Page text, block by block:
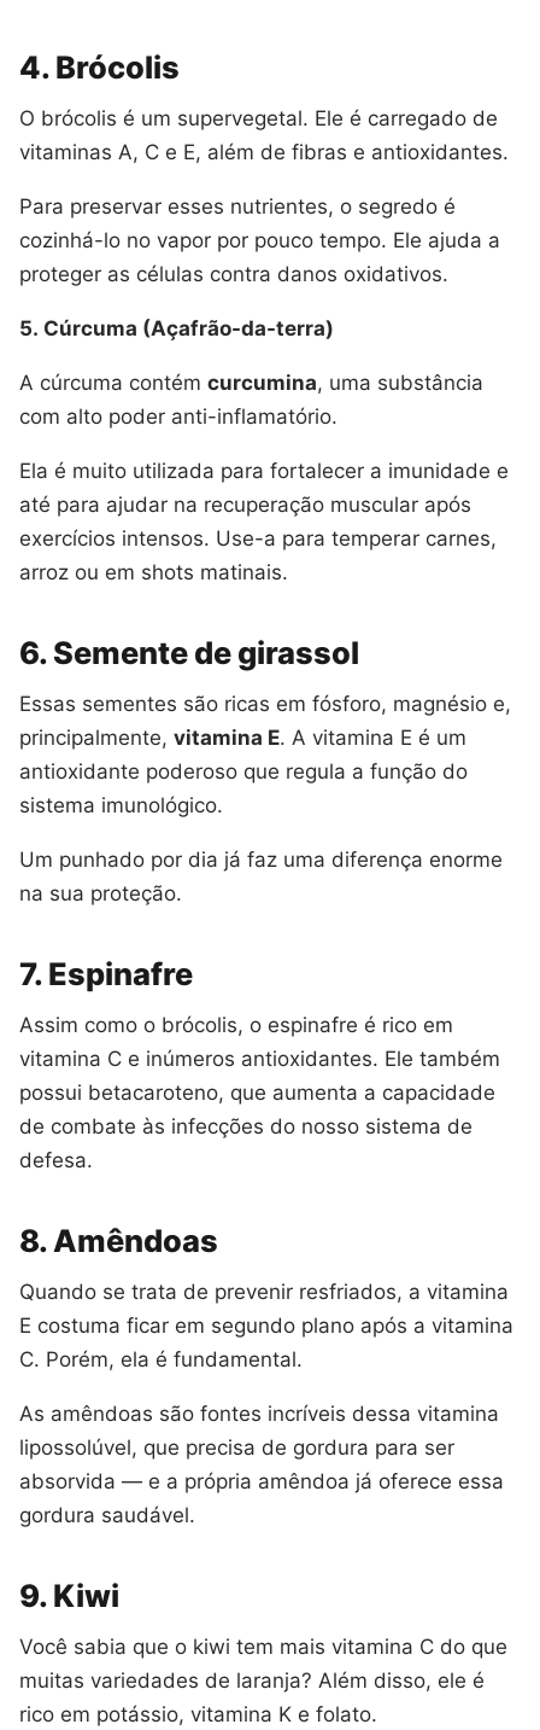
4. Brócolis
O brócolis é um supervegetal. Ele é carregado de
vitaminas A, C e E, além de fibras e antioxidantes.
Para preservar esses nutrientes, o segredo é
cozinhá-lo no vapor por pouco tempo. Ele ajuda a
proteger as células contra danos oxidativos.
5. Cúrcuma (Açafrão-da-terra)
A cúrcuma contém curcumina, uma substância
com alto poder anti-inflamatório.
Ela é muito utilizada para fortalecer a imunidade e
até para ajudar na recuperação muscular após
exercícios intensos. Use-a para temperar carnes,
arroz ou em shots matinais.
6. Semente de girassol
Essas sementes são ricas em fósforo, magnésio e,
principalmente, vitamina E. A vitamina E é um
antioxidante poderoso que regula a função do
sistema imunológico.
Um punhado por dia já faz uma diferença enorme
na sua proteção.
7. Espinafre
Assim como o brócolis, o espinafre é rico em
vitamina C e inúmeros antioxidantes. Ele também
possui betacaroteno, que aumenta a capacidade
de combate às infecções do nosso sistema de
defesa.
8. Amêndoas
Quando se trata de prevenir resfriados, a vitamina
E costuma ficar em segundo plano após a vitamina
C. Porém, ela é fundamental.
As amêndoas são fontes incríveis dessa vitamina
lipossolúvel, que precisa de gordura para ser
absorvida — e a própria amêndoa já oferece essa
gordura saudável.
9. Kiwi
Você sabia que o kiwi tem mais vitamina C do que
muitas variedades de laranja? Além disso, ele é
rico em potássio, vitamina K e folato.